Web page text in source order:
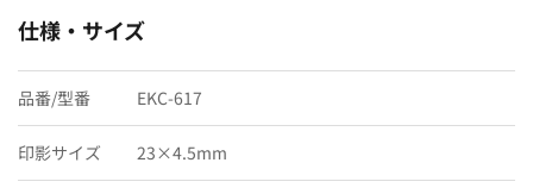
仕様・サイズ
品番/型番 EKC-617
印影サイズ 23×4.5mm